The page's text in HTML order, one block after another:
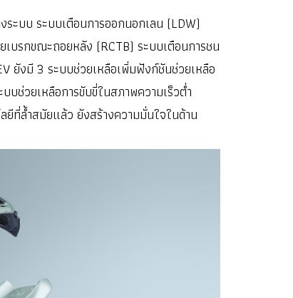
ะบบ ระบบเตือนการออกนอกเลน (LDW)
บรกขณะถอยหลัง (RCTB) ระบบเตือนการชน
ยังมี 3 ระบบช่วยเหลือเพิ่มฟังก์ชันช่วยเหลือ
ช่วยเหลือการขับขี่ในสภาพความเร็วต่ำ
ที่ล้ำสมัยแล้ว ยังสร้างความมั่นใจในด้าน